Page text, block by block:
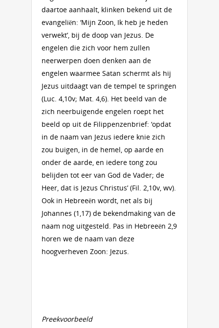
daartoe aanhaalt, klinken bekend uit de
evangeliën: ‘Mijn Zoon, Ik heb je heden
verwekt’, bij de doop van Jezus. De
engelen die zich voor hem zullen
neerwerpen doen denken aan de
engelen waarmee Satan schermt als hij
Jezus uitdaagt van de tempel te springen
(Luc. 4,10v; Mat. 4,6). Het beeld van de
zich neerbuigende engelen roept het
beeld op uit de Filippenzenbrief: ‘opdat
in de naam van Jezus iedere knie zich
zou buigen, in de hemel, op aarde en
onder de aarde, en iedere tong zou
belijden tot eer van God de Vader; de
Heer, dat is Jezus Christus’ (Fil. 2,10v, wv).
Ook in Hebreeën wordt, net als bij
Johannes (1,17) de bekendmaking van de
naam nog uitgesteld. Pas in Hebreeën 2,9
horen we de naam van deze
hoogverheven Zoon: Jezus.
Preekvoorbeeld